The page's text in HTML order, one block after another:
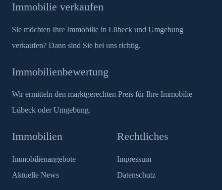
Immobilie verkaufen
Sie möchten Ihre Immobilie in Lübeck und Umgebung
verkaufen? Dann sind Sie bei uns richtig.
Immobilien
Immobilienangebote
Aktuelle News
Immobilienbewertung
Wir ermitteln den marktgerechten Preis für Ihre Immobilie
Lübeck oder Umgebung.
Rechtliches
Impressum
Datenschutz